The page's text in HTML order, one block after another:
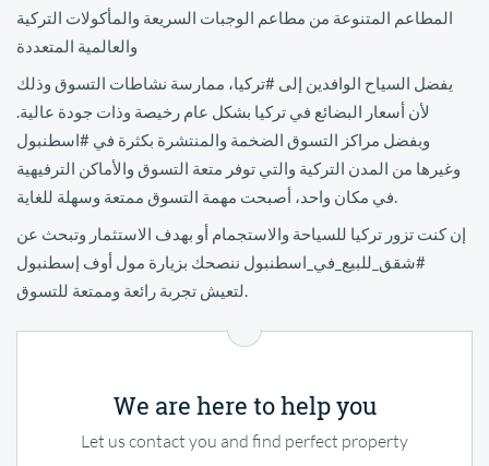
We are here to help you
Let us contact you and find perfect property
المطاعم المتنوعة من مطاعم الوجبات السريعة والمأكولات التركية
والعالمية المتعددة
يفضل السياح الوافدين إلى #تركيا، ممارسة نشاطات التسوق وذلك
لأن أسعار البضائع في تركيا بشكل عام رخيصة وذات جودة عالية.
وبفضل مراكز التسوق الضخمة والمنتشرة بكثرة في #اسطنبول
وغيرها من المدن التركية والتي توفر متعة التسوق والأماكن الترفيهية
في مكان واحد، أصبحت مهمة التسوق ممتعة وسهلة للغاية.
إن كنت تزور تركيا للسياحة والاستجمام أو بهدف الاستثمار وتبحث عن
#شقق_للبيع_في_اسطنبول ننصحك بزيارة مول أوف إسطنبول
لتعيش تجربة رائعة وممتعة للتسوق.